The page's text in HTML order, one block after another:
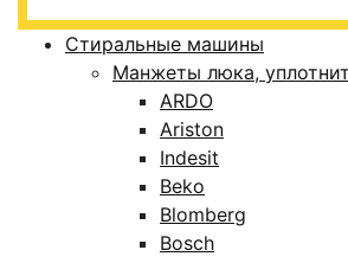
Стиральные машины
Манжеты люка,
ARDO
Ariston
Indesit
Beko
Blomberg
Bosch